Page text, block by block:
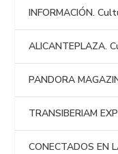
INFORMACIÓN.
ALICANTEPLAZA.
PANDORA
TRANSIBERIAM
CONECTADOS EN